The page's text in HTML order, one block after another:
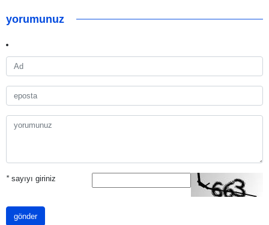
yorumunuz
*sayıyı giriniz
gönder